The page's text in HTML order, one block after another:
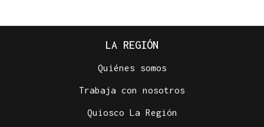
LA REGIÓN
Quiénes somos
Trabaja con nosotros
Quiosco La Región